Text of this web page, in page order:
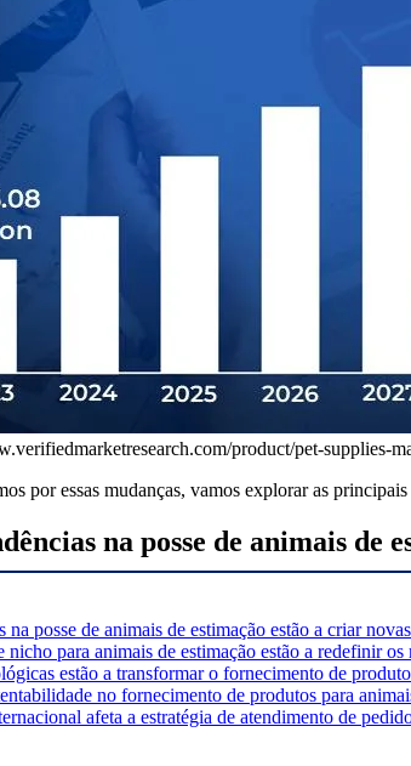
product/pet-supplies-
por essas mudanças, vamos explorar as
na posse de animais
na posse de animais de estimação estão a criar
nicho para animais de estimação estão a redefinir
estão a transformar o fornecimento de
no fornecimento de produtos para
afeta a estratégia de atendimento de